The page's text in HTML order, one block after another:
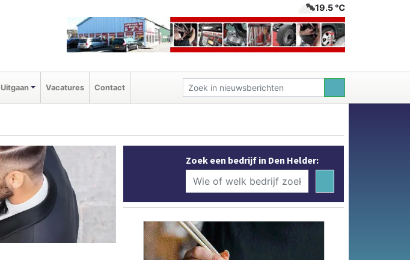
19.5 ℃
Uitgaan Vacatures Contact
Zoek een bedrijf in Den Helder: